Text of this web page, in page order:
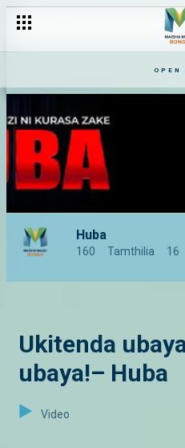
OPEN
Huba
160 Tamthilia 16
Ukitenda
ubaya!– Huba
Video